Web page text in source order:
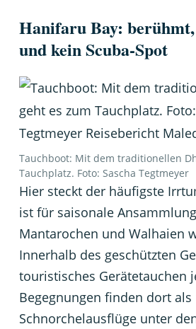
Hanifaru Bay:
und kein Scuba-Spot
Tauchboot: Mit dem traditionellen
Tauchplatz. Foto: Sascha Tegtmeyer
Hier steckt der häufigste
ist für saisonale
Mantarochen und Walhaien
Innerhalb des geschützten
touristisches Gerätetauchen
Begegnungen finden dort
Schnorchelausflüge unter